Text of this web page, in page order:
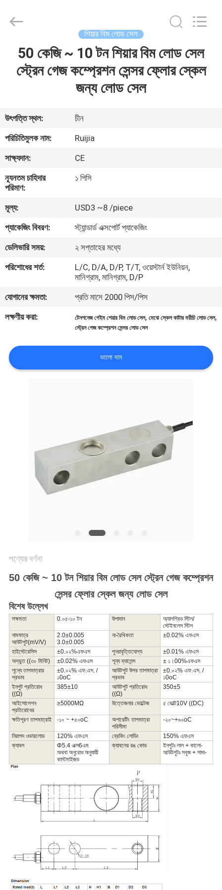
বাড়ি
ভিডিও
সম্পর্কে
ভ্রমণ
মান
নিয়ন্ত্রণ
যোগাযোগ
করুন
উদ্ধৃতির
জন্য
গোপনীয়তা
Instruments
Reserved.
শিয়ার বিম লোড সেল
50 কেজি ~ 10 টন শিয়ার বিম লোড সেল
স্ট্রেন গেজ কম্প্রেশন সেন্সর ফ্লোর স্কেল
জন্য লোড সেল
উৎপত্তি স্থল:
চীন
পরিচিতিমুলক নাম:
Ruijia
সাক্ষ্যদান:
CE
ন্যূনতম চাহিদার
পরিমাণ:
১ পিসি
মূল্য:
USD3 ~8 /piece
প্যাকেজিং বিবরণ:
স্ট্যান্ডার্ড এক্সপোর্ট প্যাকেজিং
ডেলিভারি সময়:
২ সপ্তাহের মধ্যে
পরিশোধের শর্ত:
L/C, D/A, D/P, T/T, ওয়েস্টার্ন ইউনিয়ন,
মানিগ্রাম, মানিগ্রাম, D/P
যোগানের ক্ষমতা:
প্রতি মাসে 2000 পিস/পিস
লক্ষণীয় করা:
টেনশনেজ গেইম শেয়ার বিম লোড সেল,মেঝে স্কেল কাটার মরীচি লোড সেল,
স্ট্রেন গেজ কম্প্রেশন সেন্সর লোড সেল
ভালো দাম
পণ্যের বর্ণনা
50 কেজি ~ 10 টন শিয়ার বিম লোড সেল স্ট্রেন গেজ কম্প্রেশন
সেন্সর ফ্লোর স্কেল জন্য লোড সেল
বিশেষ উল্লেখ
সক্ষমতা 0.০৫-১০ টন উপাদান
অ্যালগ্রিড স্টিল/
স্টেইনলেস স্টিল
নামমাত্র
আউটপুট(mV/V)
2.0±0.005
3.0±0.005
না-রৈখিকতা ±0.02% এফএস
হাইস্টেরেসিস ±0.০২%এফএস পুনরাবৃত্তিযোগ্য ±0.01% এফএস
অদ্ভুত ((৩০ মিনিট)
±0.02% এফএস শূন্য ব্যালেন্স ± ১।00%এফএস
শূন্যে তাপমাত্রার
প্রভাব
±0.০২% এফ.এস. /
১0oC
আউটপুট উপর তাপমাত্রা
প্রভাব
±0.০২% এফ.এস. /
১0oC
ইনপুট প্রতিরোধ
((Ω)
385±10
আউটপুট প্রতিরোধ
((Ω)
350±5
আইসোলেশন
প্রতিরোধের
≥5000MΩ উত্তেজনার ভোল্টেজ ৫ ভোল্ট10V ((DC)
ক্ষতিপূরণ তাপমাত্রাই -১০ ~ +৫০oC
অপারেটিং তাপমাত্রা
পরিসীমা
-২০~+৬০oC
নিরাপদ ওভারলোড 120% এফএস ব্রেকিং লোডিং 150% এফএস
ক্যাবল
Φ5.4 এক্স6এম
অথবা অনুরোধ অনুযায়ী
কাস্টমাইজড
ক্যাবলের রঙ কোড
ইনপুটঃ লাল + কালো-
আউটপুটঃ সবুজ + সাদা-